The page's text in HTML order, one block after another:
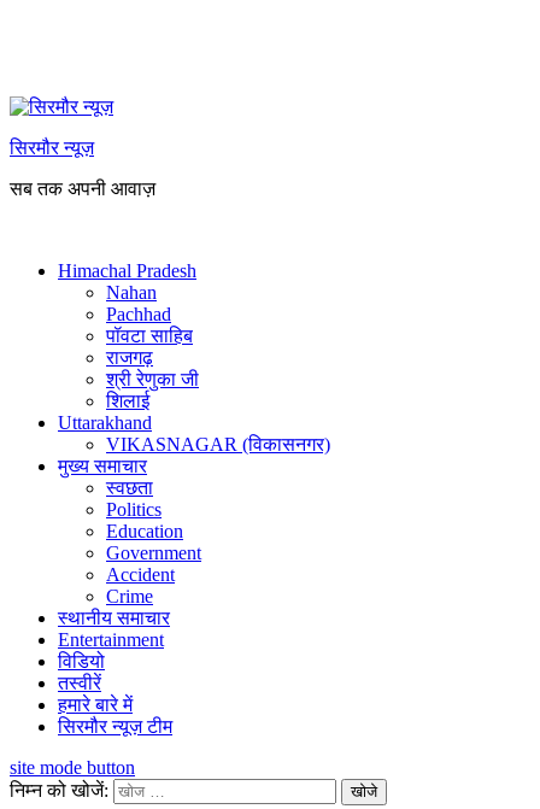
सिरमौर न्यूज़
सब तक अपनी आवाज़
Himachal Pradesh
Nahan
Pachhad
पॉवटा साहिब
राजगढ़
श्री रेणुका जी
शिलाई
Uttarakhand
VIKASNAGAR (विकासनगर)
मुख्य समाचार
स्वछता
Politics
Education
Government
Accident
Crime
स्थानीय समाचार
Entertainment
विडियो
तस्वीरें
हमारे बारे में
सिरमौर न्यूज़ टीम
site mode button
निम्न को खोजें: